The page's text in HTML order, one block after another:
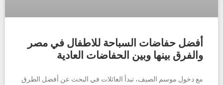
أفضل حفاضات السباحة للاطفال في مصر
والفرق بينها وبين الحفاضات العادية
مع دخول موسم الصيف، تبدأ العائلات في البحث عن أفضل الطرق